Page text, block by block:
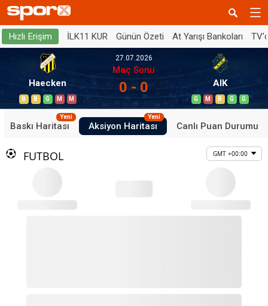
Hızlı Erişim İLK11 KUR Günün Özeti At Yarışı Bankoları
Haecken
B B G M M
27.07.2026
Maç Sonu
0 - 0 AIK
G M B G G
Baskı Haritası
Yeni
Aksiyon Haritası
Yeni
Canlı Puan Durumu
FUTBOL GMT +00:00